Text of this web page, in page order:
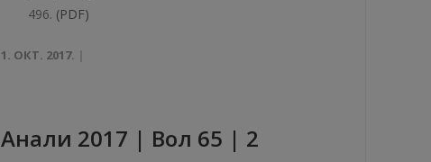
496. (PDF)
1. ОКТ. 2017.
Анали 2017 | Вол 65 | 2